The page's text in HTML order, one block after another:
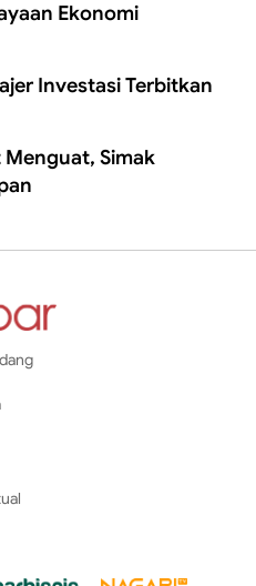
Ekonomi
Investasi Terbitkan
Simak